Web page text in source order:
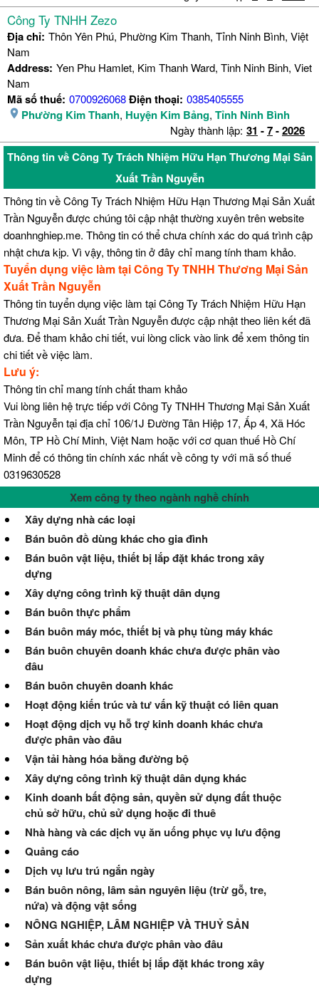
Công Ty TNHH Zezo
Địa chỉ: Thôn Yên Phú, Phường Kim Thanh, Tỉnh Ninh Bình, Việt
Nam
Address: Yen Phu Hamlet, Kim Thanh Ward, Tinh Ninh Binh, Viet
Nam
Mã số thuế: 0700926068Điện thoại: 0385405555
Phường Kim Thanh, Huyện Kim Bảng, Tỉnh Ninh Bình
Ngày thành lập: 31 -7-2026
Thông tin về Công Ty Trách Nhiệm Hữu Hạn Thương Mại Sản
Xuất Trần Nguyễn
Thông tin về Công Ty Trách Nhiệm Hữu Hạn Thương Mại Sản Xuất
Trần Nguyễn được chúng tôi cập nhật thường xuyên trên website
doanhnghiep.me. Thông tin có thể chưa chính xác do quá trình cập
nhật chưa kịp. Vì vậy, thông tin ở đây chỉ mang tính tham khảo.
Tuyển dụng việc làm tại Công Ty TNHH Thương Mại Sản
Xuất Trần Nguyễn
Thông tin tuyển dụng việc làm tại Công Ty Trách Nhiệm Hữu Hạn
Thương Mại Sản Xuất Trần Nguyễn được cập nhật theo liên kết đã
đưa. Để tham khảo chi tiết, vui lòng click vào link để xem thông tin
chi tiết về việc làm.
Lưu ý:
Thông tin chỉ mang tính chất tham khảo
Vui lòng liên hệ trực tiếp với Công Ty TNHH Thương Mại Sản Xuất
Trần Nguyễn tại địa chỉ 106/1J Đường Tân Hiệp 17, Ấp 4, Xã Hóc
Môn, TP Hồ Chí Minh, Việt Nam hoặc với cơ quan thuế Hồ Chí
Minh để có thông tin chính xác nhất về công ty với mã số thuế
0319630528
Xem công ty theo ngành nghề chính
Xây dựng nhà các loại
Bán buôn đồ dùng khác cho gia đình
Bán buôn vật liệu, thiết bị lắp đặt khác trong xây
dựng
Xây dựng công trình kỹ thuật dân dụng
Bán buôn thực phẩm
Bán buôn máy móc, thiết bị và phụ tùng máy khác
Bán buôn chuyên doanh khác chưa được phân vào
đâu
Bán buôn chuyên doanh khác
Hoạt động kiến trúc và tư vấn kỹ thuật có liên quan
Hoạt động dịch vụ hỗ trợ kinh doanh khác chưa
được phân vào đâu
Vận tải hàng hóa bằng đường bộ
Xây dựng công trình kỹ thuật dân dụng khác
Kinh doanh bất động sản, quyền sử dụng đất thuộc
chủ sở hữu, chủ sử dụng hoặc đi thuê
Nhà hàng và các dịch vụ ăn uống phục vụ lưu động
Quảng cáo
Dịch vụ lưu trú ngắn ngày
Bán buôn nông, lâm sản nguyên liệu (trừ gỗ, tre,
nứa) và động vật sống
NÔNG NGHIỆP, LÂM NGHIỆP VÀ THUỶ SẢN
Sản xuất khác chưa được phân vào đâu
Bán buôn vật liệu, thiết bị lắp đặt khác trong xây
dựng